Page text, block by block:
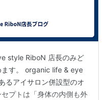
style RiboN 店長のみど
ます。 organic life & eye
るアイサロン併設型のオ
プトは「身体の内側も外